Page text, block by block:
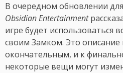
В очередном обновлении для
Obsidian Entertainment
игре будет использоваться
своим Замком. Это описание
окончательным, и к
некоторые вещи могут